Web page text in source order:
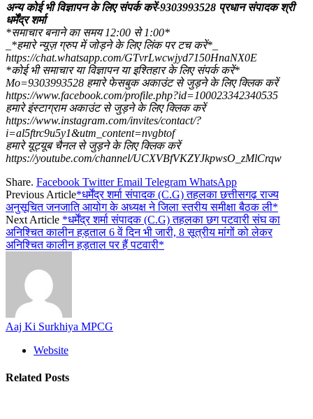
अन्य कोई भी विज्ञापन के लिए संपर्क करें-9303993528 प्रधान संपादक श्री
धर्मेंद्र शर्मा
*समाचार बनाने का समय 12:00 से 1:00*
_*हमारे न्यूज़ ग्रुप में जोड़ने के लिए लिंक पर टच करें*_
https://chat.whatsapp.com/GTvrLwcwjyd7150HnaNX0E
*कोई भी समाचार या विज्ञापन या इश्तिहार के लिए संपर्क करें*
Mo=9303993528 हमारे फेसबुक अकाउंट से जुड़ने के लिए क्लिक करें
https://www.facebook.com/profile.php?id=100023342340535
हमारे इंस्टाग्राम अकाउंट से जुड़ने के लिए क्लिक करें
https://www.instagram.com/invites/contact/?
i=al5ftrc9u5y1&utm_content=nvgbtof
हमारे यूट्यूब चैनल से जुड़ने के लिए क्लिक करें
https://youtube.com/channel/UCXVBfVKZYJkpwsO_zMlCrqw
Share. Facebook Twitter Email Telegram WhatsApp
Previous Article*धर्मेंद्र शर्मा संपादक (C.G) तहलका छत्तीसगढ़ राज्य
अनुसूचित जनजाति आयोग के अध्यक्ष ने जिला स्तरीय समीक्षा बैठक ली*
Next Article *धर्मेंद्र शर्मा संपादक (C.G) तहलका छग पटवारी संघ का
अनिश्चित कालीन हड़ताल 6 वें दिन भी जारी, 8 सूत्रीय मांगों को लेकर
अनिश्चित कालीन हड़ताल पर हैं पटवारी*
Aaj Ki Surkhiya MPCG
Website
Related Posts